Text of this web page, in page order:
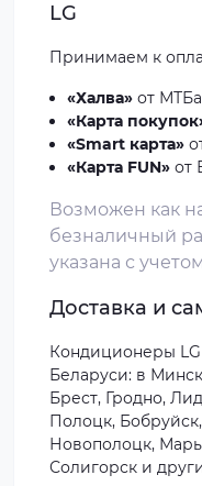
LG
Принимаем к
«Халва» от
«Карта
«Smart карта»
«Карта FUN» от
Возможен как
безналичный
указана с
Доставка и
Кондиционеры
Беларуси: в
Брест, Гродно,
Полоцк,
Новополоцк,
Солигорск и